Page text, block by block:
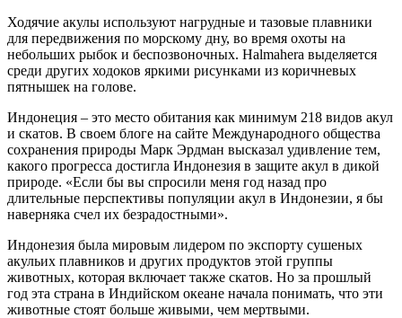
Ходячие акулы используют нагрудные и тазовые плавники
для передвижения по морскому дну, во время охоты на
небольших рыбок и беспозвоночных. Halmahera выделяется
среди других ходоков яркими рисунками из коричневых
пятнышек на голове.
Индонеция – это место обитания как минимум 218 видов акул
и скатов. В своем блоге на сайте Международного общества
сохранения природы Марк Эрдман высказал удивление тем,
какого прогресса достигла Индонезия в защите акул в дикой
природе. «Если бы вы спросили меня год назад про
длительные перспективы популяции акул в Индонезии, я бы
наверняка счел их безрадостными».
Индонезия была мировым лидером по экспорту сушеных
акульих плавников и других продуктов этой группы
животных, которая включает также скатов. Но за прошлый
год эта страна в Индийском океане начала понимать, что эти
животные стоят больше живыми, чем мертвыми.